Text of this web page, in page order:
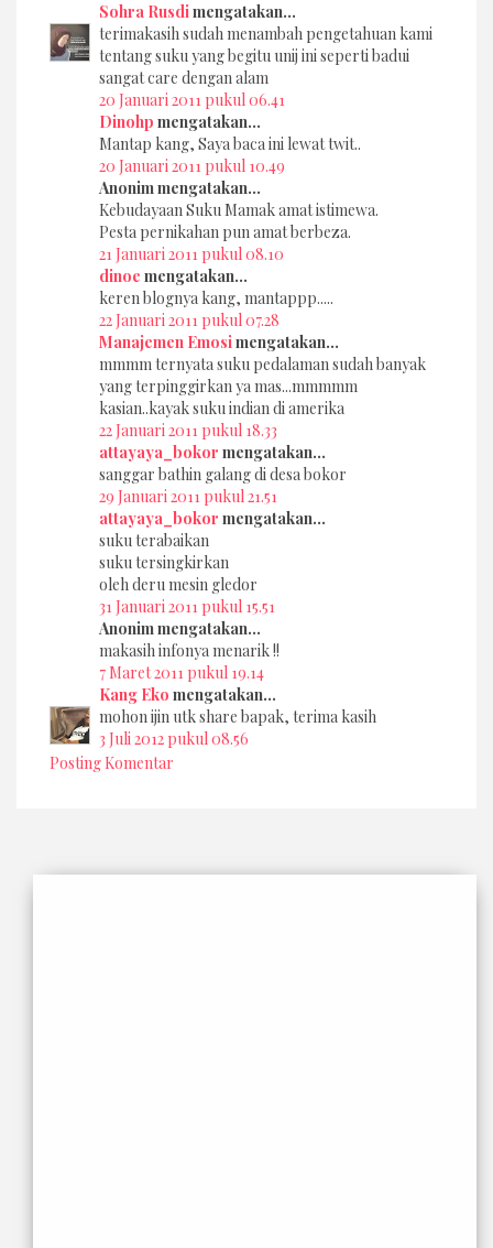
Sohra Rusdimengatakan...
terimakasih sudah menambah pengetahuan kami
tentang suku yang begitu unij ini seperti badui
sangat care dengan alam
20 Januari 2011 pukul 06.41
Dinohp mengatakan...
Mantap kang, Saya baca ini lewat twit..
20 Januari 2011 pukul 10.49
Anonim mengatakan...
Kebudayaan Suku Mamak amat istimewa.
Pesta pernikahan pun amat berbeza.
21 Januari 2011 pukul 08.10
dinoe mengatakan...
keren blognya kang, mantappp.....
22 Januari 2011 pukul 07.28
Manajemen Emosimengatakan...
mmmm ternyata suku pedalaman sudah banyak
yang terpinggirkan ya mas...mmmmm
kasian..kayak suku indian di amerika
22 Januari 2011 pukul 18.33
attayaya_bokor mengatakan...
sanggar bathin galang di desa bokor
29 Januari 2011 pukul 21.51
attayaya_bokor mengatakan...
suku terabaikan
suku tersingkirkan
oleh deru mesin gledor
31 Januari 2011 pukul 15.51
Anonim mengatakan...
makasih infonya menarik !!
7 Maret 2011 pukul 19.14
Kang Eko mengatakan...
mohon ijin utk share bapak, terima kasih
3 Juli 2012 pukul 08.56
Posting Komentar